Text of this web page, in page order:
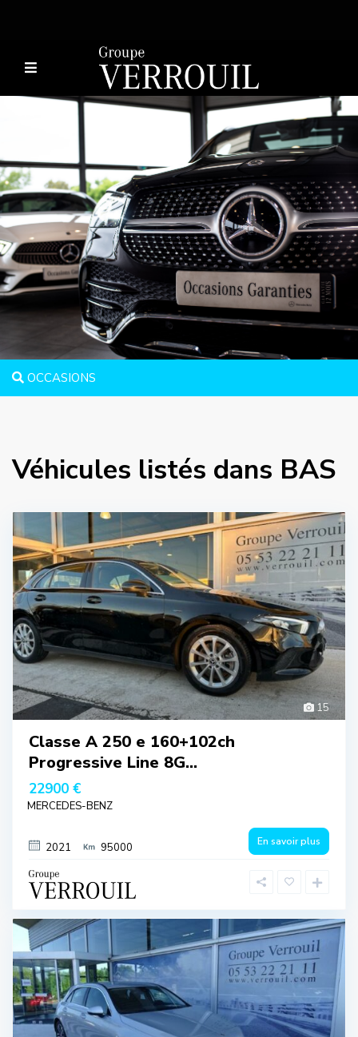
OCCASIONS
Véhicules listés dans BAS
15
Classe A 250 e 160+102ch
Progressive Line 8G...
22900 €
MERCEDES-BENZ
2021 95000 En savoir plus